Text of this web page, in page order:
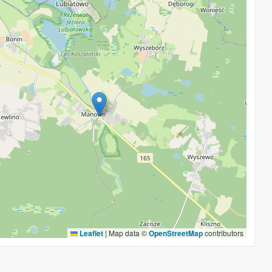
Leaflet | Map data ©OpenStreetMapcontributors